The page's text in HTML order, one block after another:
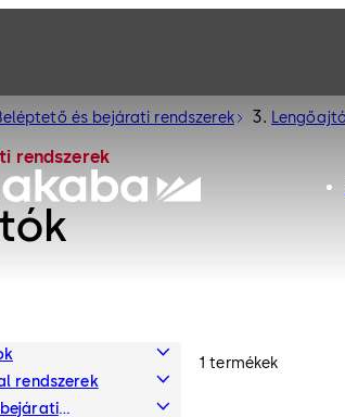
és bejárati rendszerek
rendszerek
rendszerek
1 termékek